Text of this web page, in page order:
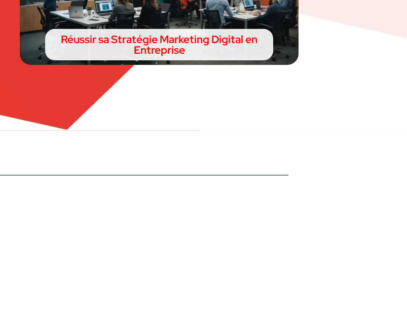
Réussir sa Stratégie Marketing Digital en
Entreprise